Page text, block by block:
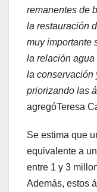
remanentes de
la restauración
muy importante
la relación agua
la conservación
priorizando las
agregóTeresa
Se estima que
equivalente a
entre 1 y 3
Además, estos